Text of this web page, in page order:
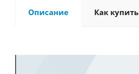
Описание Как купить